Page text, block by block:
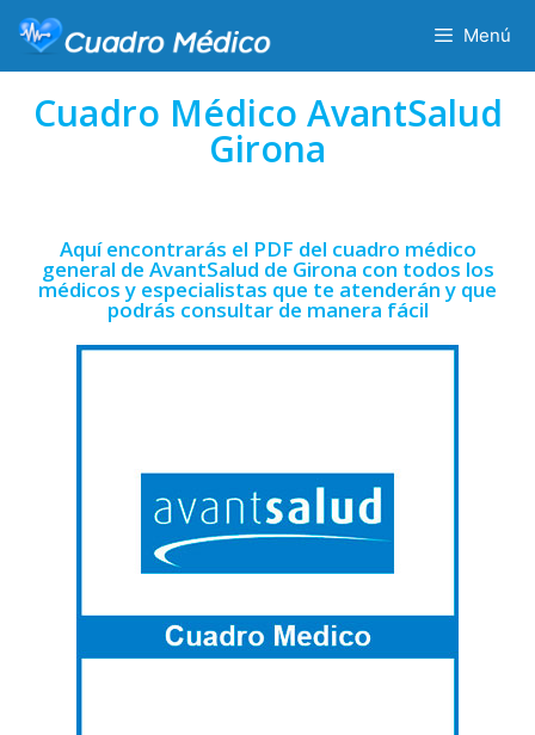
Menú
Cuadro Médico AvantSalud
Girona
Aquí encontrarás el PDF del cuadro médico
general de AvantSalud de Girona con todos los
médicos y especialistas que te atenderán y que
podrás consultar de manera fácil